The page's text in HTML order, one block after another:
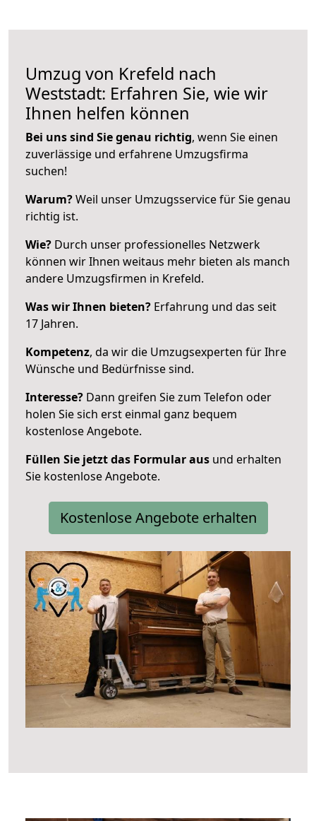
Umzug von Krefeld nach
Weststadt: Erfahren Sie, wie wir
Ihnen helfen können
Bei uns sind Sie genau richtig, wenn Sie einen
zuverlässige und erfahrene Umzugsfirma
suchen!
Warum?Weil unser Umzugsservice für Sie genau
richtig ist.
Wie? Durch unser professionelles Netzwerk
können wir Ihnen weitaus mehr bieten als manch
andere Umzugsfirmen in Krefeld.
Was wir Ihnen bieten? Erfahrung und das seit
17 Jahren.
Kompetenz, da wir die Umzugsexperten für Ihre
Wünsche und Bedürfnisse sind.
Interesse? Dann greifen Sie zum Telefon oder
holen Sie sich erst einmal ganz bequem
kostenlose Angebote.
Füllen Sie jetzt das Formular aus und erhalten
Sie kostenlose Angebote.
Kostenlose Angebote erhalten